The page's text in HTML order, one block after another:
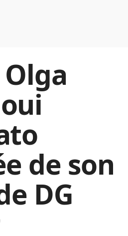
de son
DG